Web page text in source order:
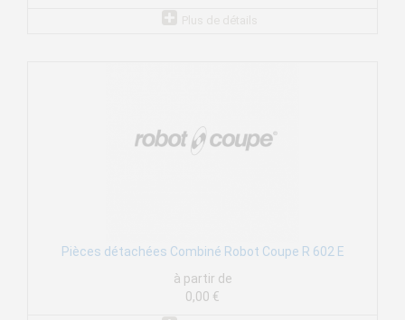
Pièces détachées Combiné Robot Coupe R 602 E
à partir de
0,00 €